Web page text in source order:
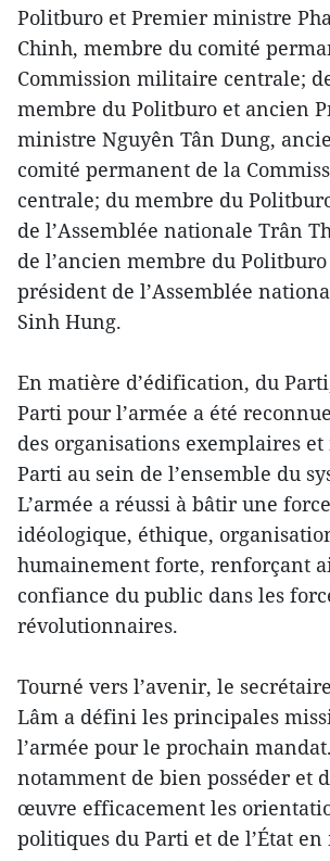
Politburo et Premier ministre
Chinh, membre du comité
Commission militaire centrale;
membre du Politburo et ancien
ministre Nguyên Tân Dung,
comité permanent de la
centrale; du membre du
de l’Assemblée nationale Trân
de l’ancien membre du
président de l’Assemblée
Sinh Hung.
En matière d’édification, du
Parti pour l’armée a été
des organisations exemplaires et
Parti au sein de l’ensemble du
L’armée a réussi à bâtir une
idéologique, éthique,
humainement forte, renforçant
confiance du public dans les
révolutionnaires.
Tourné vers l’avenir, le
Lâm a défini les principales
l’armée pour le prochain
notamment de bien posséder et
œuvre efficacement les
politiques du Parti et de l’État